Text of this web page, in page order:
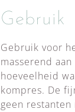
Gebruik
Gebruik voor
masserend
hoeveelheid
kompres. De
geen restanten